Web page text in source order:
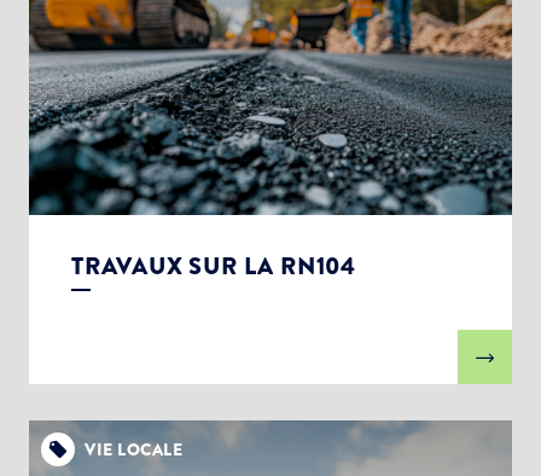
TRAVAUX SUR LA RN104
VIE LOCALE